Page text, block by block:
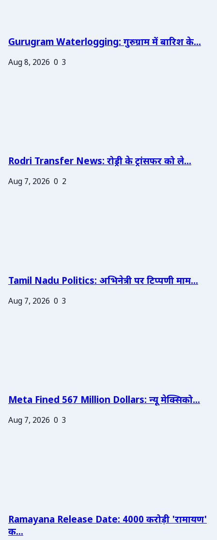
Gurugram Waterlogging: गुरुग्राम में बारिश के...
Aug 8, 2026 0 3
Rodri Transfer News: रोड्री के ट्रांसफर को ले...
Aug 7, 2026 0 2
Tamil Nadu Politics: अभिनेत्री पर टिप्पणी माम...
Aug 7, 2026 0 3
Meta Fined 567 Million Dollars: न्यू मेक्सिको...
Aug 7, 2026 0 3
Ramayana Release Date: 4000 करोड़ी 'रामायण'
क...